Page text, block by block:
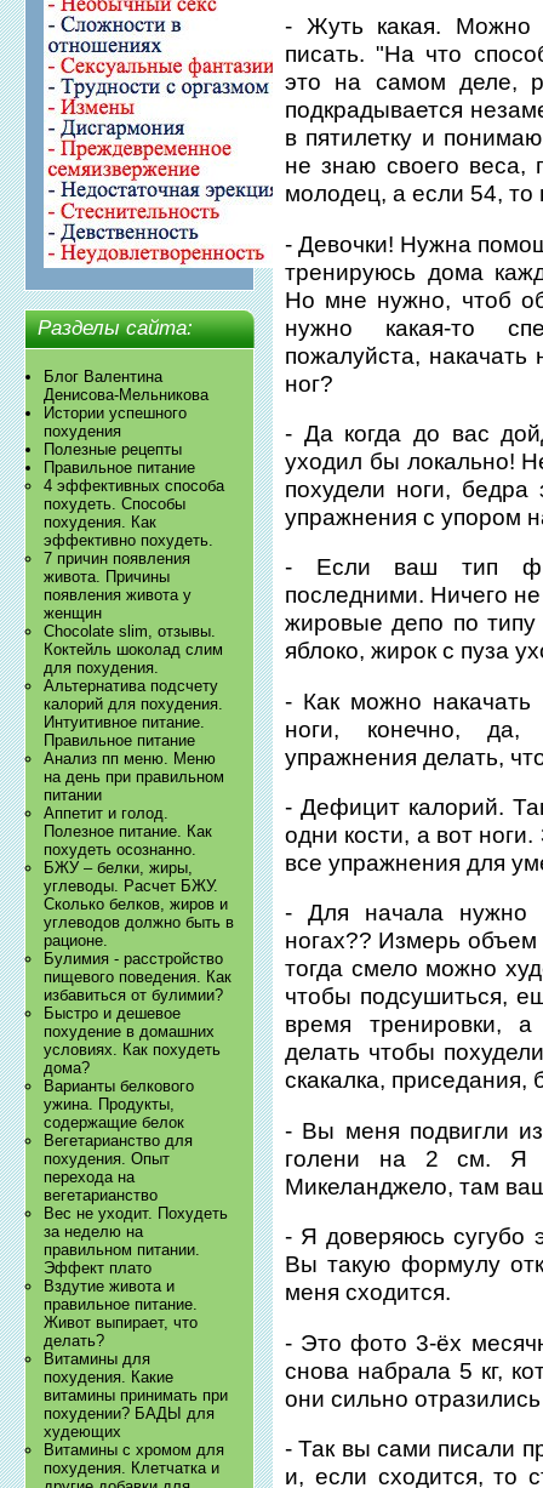
Разделы сайта:
Блог Валентина
Денисова-Мельникова
Истории успешного
похудения
Полезные рецепты
Правильное питание
4 эффективных способа
похудеть. Способы
похудения. Как
эффективно похудеть.
7 причин появления
живота. Причины
появления живота у
женщин
Chocolate slim, отзывы.
Коктейль шоколад слим
для похудения.
Альтернатива подсчету
калорий для похудения.
Интуитивное питание.
Правильное питание
Анализ пп меню. Меню
на день при правильном
питании
Аппетит и голод.
Полезное питание. Как
похудеть осознанно.
БЖУ – белки, жиры,
углеводы. Расчет БЖУ.
Сколько белков, жиров и
углеводов должно быть в
рационе.
Булимия - расстройство
пищевого поведения. Как
избавиться от булимии?
Быстро и дешевое
похудение в домашних
условиях. Как похудеть
дома?
Варианты белкового
ужина. Продукты,
содержащие белок
Вегетарианство для
похудения. Опыт
перехода на
вегетарианство
Вес не уходит. Похудеть
за неделю на
правильном питании.
Эффект плато
Вздутие живота и
правильное питание.
Живот выпирает, что
делать?
Витамины для
похудения. Какие
витамины принимать при
похудении? БАДЫ для
худеющих
Витамины с хромом для
похудения. Клетчатка и
- Жуть какая. Можно
писать. "На что
это на самом деле,
подкрадывается
в пятилетку и
не знаю своего веса,
молодец, а если 54, то
- Девочки! Нужна
тренируюсь дома
Но мне нужно, чтоб
нужно какая-то
пожалуйста,
ног?
- Да когда до вас
уходил бы локально!
похудели ноги, бедра
упражнения с упором
- Если ваш тип
последними. Ничего
жировые депо по
яблоко, жирок с пуза
- Как можно
ноги, конечно, да,
упражнения делать,
- Дефицит калорий.
одни кости, а вот
все упражнения для
- Для начала нужно
ногах?? Измерь
тогда смело можно
чтобы подсушиться,
время тренировки,
делать чтобы
скакалка, приседания,
- Вы меня подвигли
голени на 2 см. Я
Микеланджело, там
- Я доверяюсь сугубо
Вы такую формулу
меня сходится.
- Это фото 3-ёх
снова набрала 5 кг,
они сильно
- Так вы сами писали
и, если сходится, то